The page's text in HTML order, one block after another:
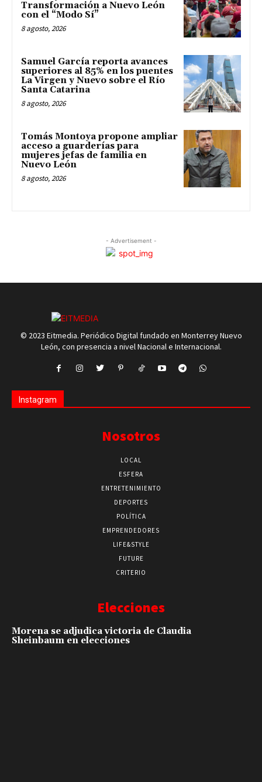
Transformación a Nuevo León
con el “Modo Sí”
8 agosto, 2026
Samuel García reporta avances
superiores al 85% en los puentes
La Virgen y Nuevo sobre el Río
Santa Catarina
8 agosto, 2026
Tomás Montoya propone ampliar
acceso a guarderías para
mujeres jefas de familia en
Nuevo León
8 agosto, 2026
- Advertisement -
© 2023 Eitmedia. Periódico Digital fundado en Monterrey Nuevo
León, con presencia a nivel Nacional e Internacional.
Instagram
Nosotros
LOCAL
ESFERA
ENTRETENIMIENTO
DEPORTES
POLÍTICA
EMPRENDEDORES
LIFE&STYLE
FUTURE
CRITERIO
Elecciones
Morena se adjudica victoria de Claudia
Sheinbaum en elecciones